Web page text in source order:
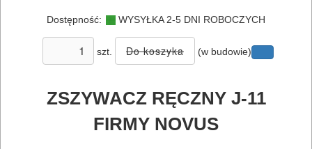
TRANSPORTOWANIE
POMIAROWE
BUDOWLANE
Dostępność: WYSYŁKA 2-5 DNI ROBOCZYCH
szt. (w budowie)
ZSZYWACZ RĘCZNY J-11
FIRMY NOVUS